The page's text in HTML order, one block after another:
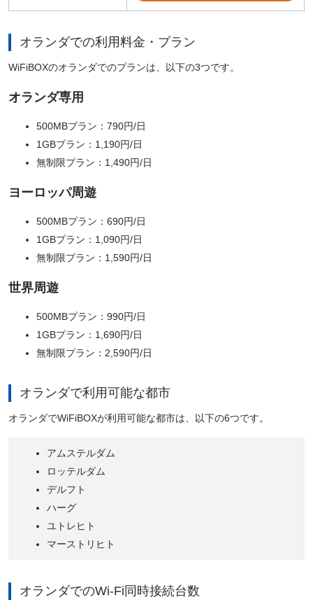
オランダでの利用料金・プラン
WiFiBOXのオランダでのプランは、以下の3つです。
オランダ専用
500MBプラン：790円/日
1GBプラン：1,190円/日
無制限プラン：1,490円/日
ヨーロッパ周遊
500MBプラン：690円/日
1GBプラン：1,090円/日
無制限プラン：1,590円/日
世界周遊
500MBプラン：990円/日
1GBプラン：1,690円/日
無制限プラン：2,590円/日
オランダで利用可能な都市
オランダでWiFiBOXが利用可能な都市は、以下の6つです。
アムステルダム
ロッテルダム
デルフト
ハーグ
ユトレヒト
マーストリヒト
オランダでのWi-Fi同時接続台数